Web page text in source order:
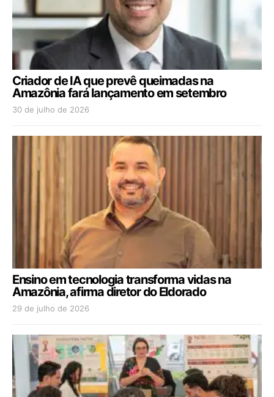
Criador de IA que prevê queimadas na
Amazônia fará lançamento em setembro
30 de julho de 2026
Ensino em tecnologia transforma vidas na
Amazônia, afirma diretor do Eldorado
29 de julho de 2026